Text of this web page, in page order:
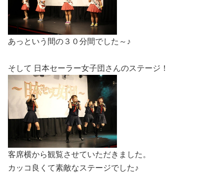
あっという間の３０分間でした～♪
そして 日本セーラー女子団さんのステージ！
客席横から観覧させていただきました。
カッコ良くて素敵なステージでした♪